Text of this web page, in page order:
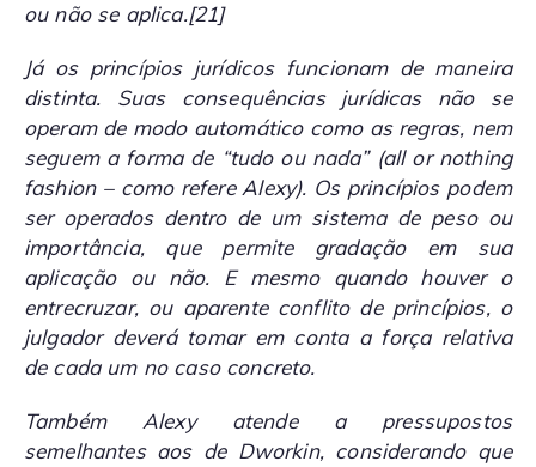
ou não se aplica.[21]
Já os princípios jurídicos funcionam de maneira
distinta. Suas consequências jurídicas não se
operam de modo automático como as regras, nem
seguem a forma de “tudo ou nada” (all or nothing
fashion– como refere Alexy). Os princípios podem
ser operados dentro de um sistema de peso ou
importância, que permite gradação em sua
aplicação ou não. E mesmo quando houver o
entrecruzar, ou aparente conflito de princípios, o
julgador deverá tomar em conta a força relativa
de cada um no caso concreto.
Também Alexy atende a pressupostos
semelhantes aos de Dworkin, considerando que